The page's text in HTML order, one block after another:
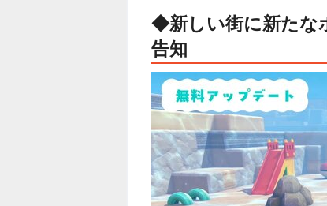
◆新しい街に新たな
告知